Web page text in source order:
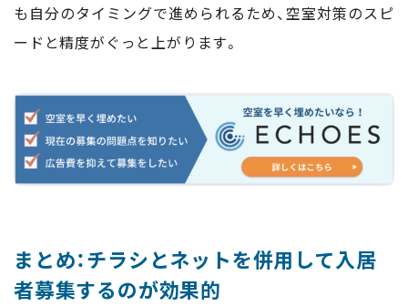
も自分のタイミングで進められるため、空室対策のスピ
ードと精度がぐっと上がります。
まとめ：チラシとネットを併用して入居
者募集するのが効果的